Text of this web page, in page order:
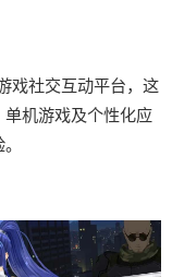
戏社交互动平台，这
机游戏及个性化应